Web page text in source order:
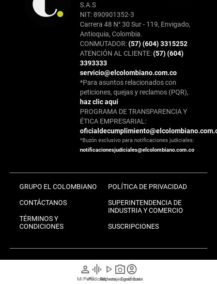
person
Mi Perfil
graphic_eq
Pódcast
play_arrow
Videos
photo_camera
Reportajes gráficos
account_circle
Suscríbete
S.A.S
NIT: 890901352-3
Carrera 48 N° 30 Sur - 119, Envigado,
Antioquia, Colombia.
CONMUTADOR:(57) (604) 3315252
ATENCIÓN AL CLIENTE:(57) (604)
3393333
servicio@elcolombiano.com.co
*Para asuntos relacionados con
peticiones, quejas y reclamos (PQR),
haz clic aquí
PROGRAMA DE TRANSPARENCIA Y
ÉTICA EMPRESARIAL:
*Buzón exclusivo para notificaciones judiciales:
notificacionesjudiciales@elcolombiano.com.co
GRUPO EL COLOMBIANO
CONTÁCTANOS
TÉRMINOS Y
CONDICIONES
POLÍTICA DE PRIVACIDAD
SUPERINTENDENCIA DE
INDUSTRIA Y COMERCIO
SUSCRIPCIONES
MIEMBRO DE: